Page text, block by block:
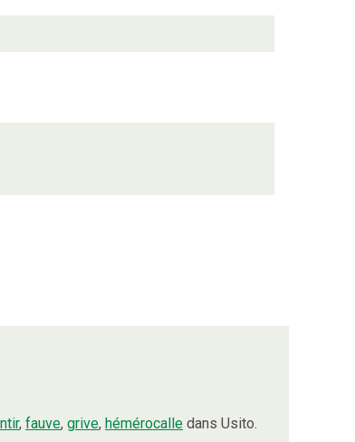
, fauve, grive, hémérocalle dans Usito.